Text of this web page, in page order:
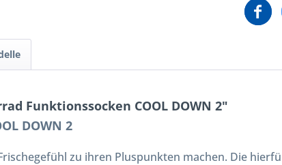
Funktionssocken COOL DOWN 2"
DOWN 2
zu ihren Pluspunkten machen. Die